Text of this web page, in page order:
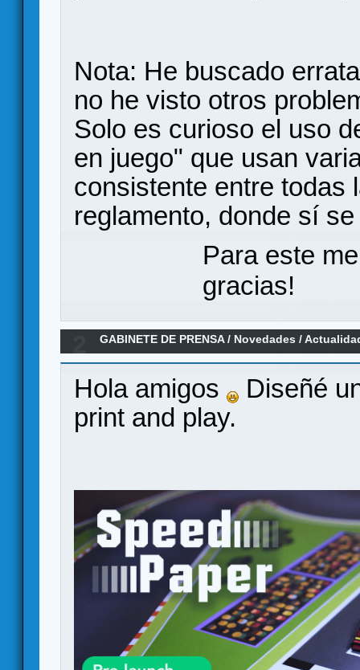
Nota: He buscado
no he visto otros
Solo es curioso el uso
en juego" que usan
consistente entre todas
reglamento, donde sí
Para este
gracias!
GABINETE DE PRENSA/ Novedades /
and Play!
Hola amigos
Diseñé
print and play.